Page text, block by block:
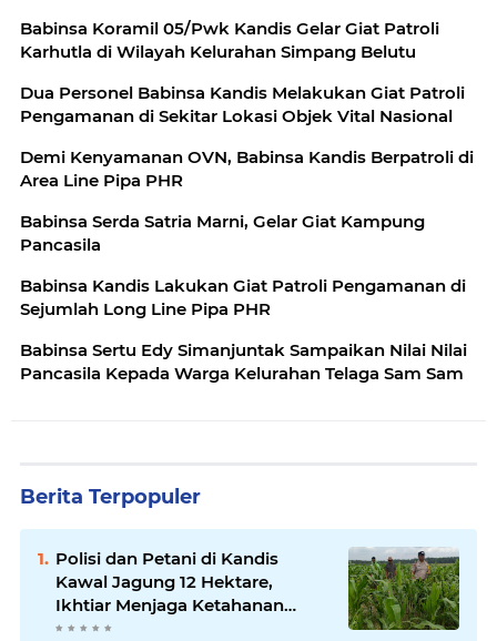
Babinsa Koramil 05/Pwk Kandis Gelar Giat Patroli
Karhutla di Wilayah Kelurahan Simpang Belutu
Dua Personel Babinsa Kandis Melakukan Giat Patroli
Pengamanan di Sekitar Lokasi Objek Vital Nasional
Demi Kenyamanan OVN, Babinsa Kandis Berpatroli di
Area Line Pipa PHR
Babinsa Serda Satria Marni, Gelar Giat Kampung
Pancasila
Babinsa Kandis Lakukan Giat Patroli Pengamanan di
Sejumlah Long Line Pipa PHR
Babinsa Sertu Edy Simanjuntak Sampaikan Nilai Nilai
Pancasila Kepada Warga Kelurahan Telaga Sam Sam
Berita Terpopuler
Polisi dan Petani di Kandis
Kawal Jagung 12 Hektare,
Ikhtiar Menjaga Ketahanan
Pangan